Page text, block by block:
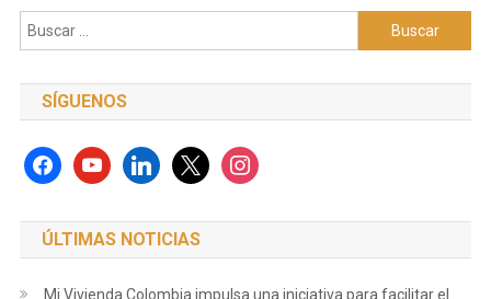
Buscar:
SÍGUENOS
facebookyoutubelinkedinx instagram
ÚLTIMAS NOTICIAS
Mi Vivienda Colombia impulsa una iniciativa para facilitar el